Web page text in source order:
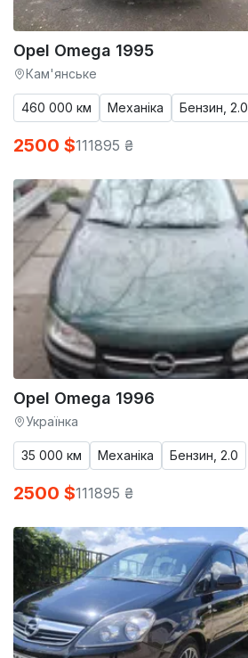
Opel Omega 1995
Кам'янське
460 000 км Механіка Бензин, 2.0
2500 $111895 ₴
Opel Omega 1996
Українка
35 000 км Механіка Бензин, 2.0
2500 $111895 ₴